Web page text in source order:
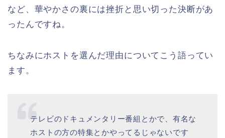
など、華やかさの裏には挫折と思い切った決断があ
ったんですね。
ちなみにホストを選んだ理由についてこう語ってい
ます。
テレビのドキュメンタリー番組とかで、有名な
ホストの方の特集とかやってるじゃないです